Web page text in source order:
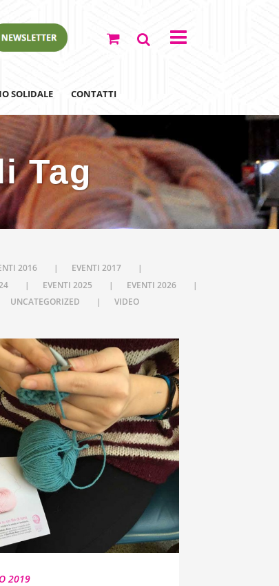
SOLIDALE CONTATTI
Tag
2016
EVENTI 2017
EVENTI 2025
EVENTI 2026
UNCATEGORIZED VIDEO
2019